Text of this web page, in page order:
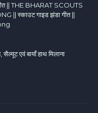
|| THE BHARAT SCOUTS
|| स्काउट गाइड झंडा गीत ||
एवं बायाँ हाथ मिलाना